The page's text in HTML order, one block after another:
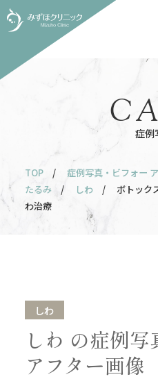
症例
TOP / 症例写真・ビフォー
たるみ
/ しわ
/ ボトック
わ治療
しわ
しわ の症例
アフター画像